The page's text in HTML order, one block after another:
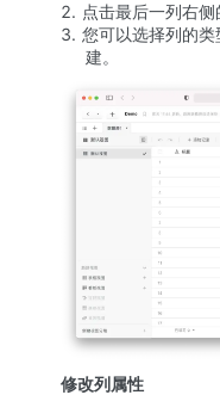
点击最后一列右侧
您可以选择列的
建。
修改列属性